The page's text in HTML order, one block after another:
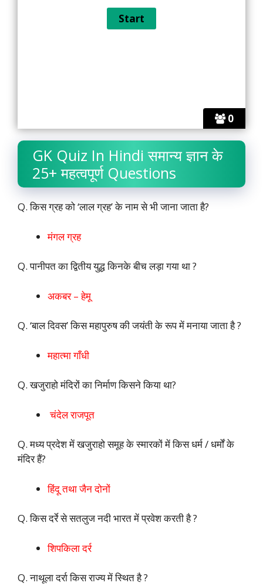
0
GK Quiz In Hindi समान्य ज्ञान के
25+ महत्वपूर्ण Questions
Q. किस ग्रह को ‘लाल ग्रह’ के नाम से भी जाना जाता है?
मंगल ग्रह
Q. पानीपत का द्वितीय युद्ध किनके बीच लड़ा गया था ?
अकबर – हेमू
Q. ‘बाल दिवस’ किस महापुरुष की जयंती के रूप में मनाया जाता है ?
महात्मा गाँधी
Q. खजुराहो मंदिरों का निर्माण किसने किया था?
चंदेल राजपूत
Q. मध्य प्रदेश में खजुराहो समूह के स्मारकों में किस धर्म / धर्मों के
मंदिर हैं?
हिंदू तथा जैन दोनों
Q. किस दर्रे से सतलुज नदी भारत में प्रवेश करती है ?
शिपकिला दर्र
Q. नाथूला दर्रा किस राज्य में स्थित है ?